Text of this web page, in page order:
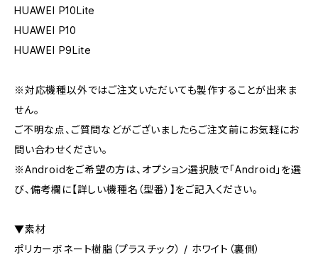
HUAWEI P10Lite
HUAWEI P10
HUAWEI P9Lite
※対応機種以外ではご注文いただいても製作することが出来ま
せん。
ご不明な点、ご質問などがございましたらご注文前にお気軽にお
問い合わせください。
※Androidをご希望の方は、オプション選択肢で「Android」を選
び、備考欄に【詳しい機種名（型番）】をご記入ください。
▼素材
ポリカーボネート樹脂（プラスチック） / ホワイト（裏側）